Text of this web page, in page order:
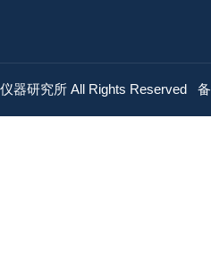
器研究所 All Rights Reserved